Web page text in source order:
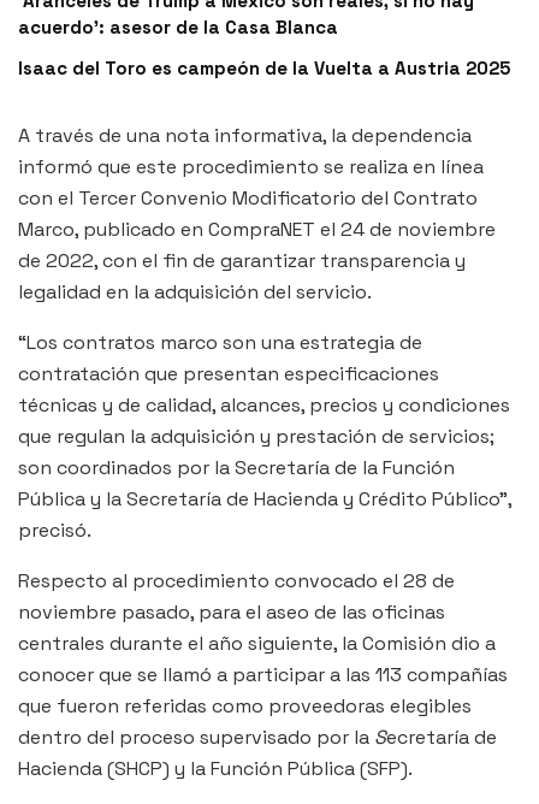
acuerdo’: asesor de la Casa Blanca
Isaac del Toro es campeón de la Vuelta a Austria 2025
A través de una nota informativa, la dependencia
informó que este procedimiento se realiza en línea
con el Tercer Convenio Modificatorio del Contrato
Marco, publicado en CompraNET el 24 de noviembre
de 2022, con el fin de garantizar transparencia y
legalidad en la adquisición del servicio.
“Los contratos marco son una estrategia de
contratación que presentan especificaciones
técnicas y de calidad, alcances, precios y condiciones
que regulan la adquisición y prestación de servicios;
son coordinados por la Secretaría de la Función
Pública y la Secretaría de Hacienda y Crédito Público”,
precisó.
Respecto al procedimiento convocado el 28 de
noviembre pasado, para el aseo de las oficinas
centrales durante el año siguiente, la Comisión dio a
conocer que se llamó a participar a las 113 compañías
que fueron referidas como proveedoras elegibles
dentro del proceso supervisado por la Secretaría de
Hacienda (SHCP) y la Función Pública (SFP).